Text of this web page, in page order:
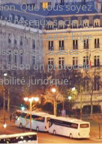
Que vous soyez
réseaux sociaux,
ou tout autre litige
spécialisés
selon un protocole
juridique.